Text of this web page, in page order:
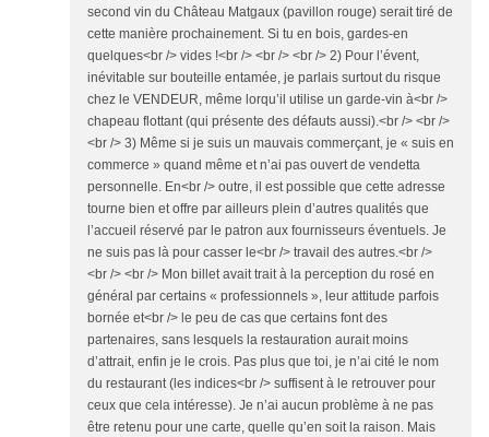
second vin du Château Matgaux (pavillon rouge) serait tiré de
cette manière prochainement. Si tu en bois, gardes-en
quelques<br /> vides !<br /> <br /> <br /> 2) Pour l’évent,
inévitable sur bouteille entamée, je parlais surtout du risque
chez le VENDEUR, même lorqu’il utilise un garde-vin à<br />
chapeau flottant (qui présente des défauts aussi).<br /> <br />
<br /> 3) Même si je suis un mauvais commerçant, je « suis en
commerce » quand même et n’ai pas ouvert de vendetta
personnelle. En<br /> outre, il est possible que cette adresse
tourne bien et offre par ailleurs plein d’autres qualités que
l’accueil réservé par le patron aux fournisseurs éventuels. Je
ne suis pas là pour casser le<br /> travail des autres.<br />
<br /> <br /> Mon billet avait trait à la perception du rosé en
général par certains « professionnels », leur attitude parfois
bornée et<br /> le peu de cas que certains font des
partenaires, sans lesquels la restauration aurait moins
d’attrait, enfin je le crois. Pas plus que toi, je n’ai cité le nom
du restaurant (les indices<br /> suffisent à le retrouver pour
ceux que cela intéresse). Je n’ai aucun problème à ne pas
être retenu pour une carte, quelle qu’en soit la raison. Mais